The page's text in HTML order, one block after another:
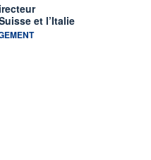
et l’Italie